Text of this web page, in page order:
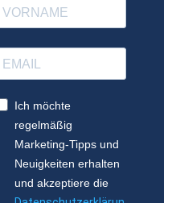
Ich möchte
regelmäßig
Marketing-Tipps und
Neuigkeiten erhalten
und akzeptiere die